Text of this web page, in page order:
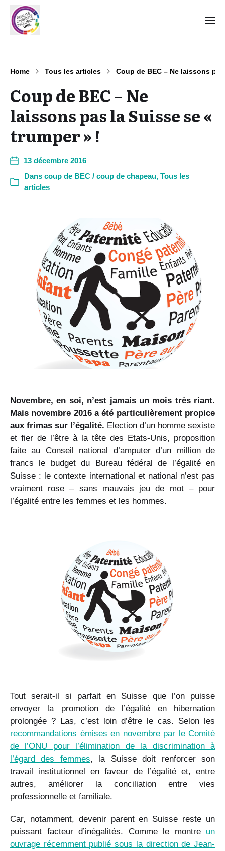
Home Tous les articles Coup de BEC – Ne laissons
Coup de BEC – Ne
laissons pas la Suisse se «
trumper » !
13 décembre 2016
Dans coup de BEC / coup de chapeau, Tous les
articles
Novembre, en soi, n’est jamais un mois très riant.
Mais novembre 2016 a été particulièrement propice
aux frimas sur l’égalité. Election d’un homme sexiste
et fier de l’être à la tête des Etats-Unis, proposition
faite au Conseil national d’amputer d’un million de
francs le budget du Bureau fédéral de l’égalité en
Suisse : le contexte international et national n’est pas
vraiment rose – sans mauvais jeu de mot – pour
l’égalité entre les femmes et les hommes.
Tout serait-il si parfait en Suisse que l’on puisse
envoyer la promotion de l’égalité en hibernation
prolongée ? Las, c’est loin d’être le cas. Selon les
recommandations émises en novembre par le Comité
de l’ONU pour l’élimination de la discrimination à
l’égard des femmes, la Suisse doit renforcer son
travail institutionnel en faveur de l’égalité et, entre
autres, améliorer la conciliation entre vies
professionnelle et familiale.
Car, notamment, devenir parent en Suisse reste un
puissant facteur d’inégalités. Comme le montre un
ouvrage récemment publié sous la direction de Jean-